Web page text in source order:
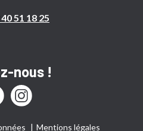
51 18 25
nous !
Mentions légales